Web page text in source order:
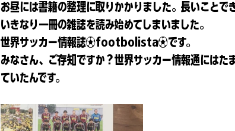
お昼には書籍の整理に取りかかりました。長いことで
いきなり一冊の雑誌を読み始めてしまいました。
世界サッカー情報誌⚽️footbolista⚽️です。
みなさん、ご存知ですか？世界サッカー情報通には
ていたんです。